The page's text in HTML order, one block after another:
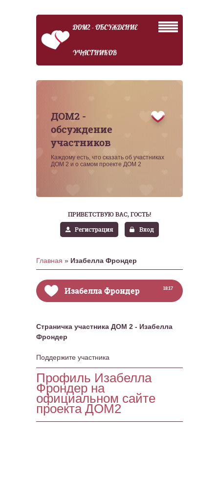
ДОМ2 - ОБСУЖДЕНИЕ
УЧАСТНИКОВ
ДОМ2 -
обсуждение
участников
Каждому есть, что сказать об участниках
ДОМ 2 и о самом проекте ДОМ 2
ПРИВЕТСТВУЮ ВАС, ГОСТЬ!
Регистрация
Вход
Главная » Изабелла Фрондер
18:17
Изабелла Фрондер
Страничка участника ДОМ 2 - Изабелла
Фрондер
Поддержите участника
Профиль Изабелла
Фрондер на
официальном сайте
проекта ДОМ2